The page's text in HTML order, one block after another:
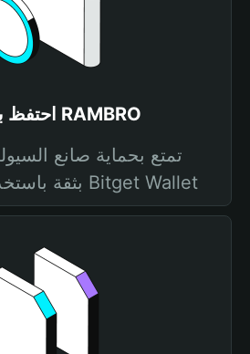
احتفظ بعملات RAMBRO
تمتع بحماية صانع
RAMBRO بثقة باستخدام Bitget Wallet